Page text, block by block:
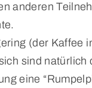
anderen
(der Kaffee
sind natürlich
eine